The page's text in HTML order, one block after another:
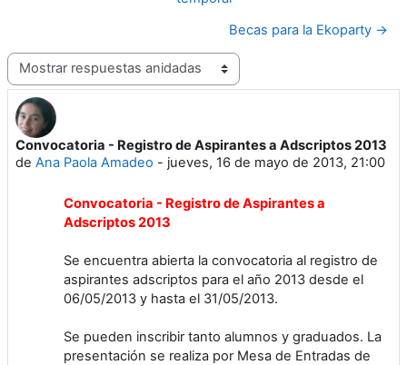
Becas para la Ekoparty →
Mostrar modo
Convocatoria - Registro de Aspirantes a Adscriptos 2013
de Ana Paola Amadeo - jueves, 16 de mayo de 2013, 21:00
Número de respuestas: 0
Convocatoria - Registro de Aspirantes a
Adscriptos 2013
Se encuentra abierta la convocatoria al registro de
aspirantes adscriptos para el año 2013 desde el
06/05/2013 y hasta el 31/05/2013.
Se pueden inscribir tanto alumnos y graduados. La
presentación se realiza por Mesa de Entradas de